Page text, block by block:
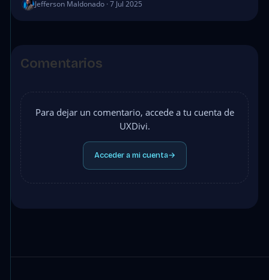
Jefferson Maldonado · 7 Jul 2025
Comentarios
Para dejar un comentario, accede a tu cuenta de
UXDivi.
Acceder a mi cuenta→